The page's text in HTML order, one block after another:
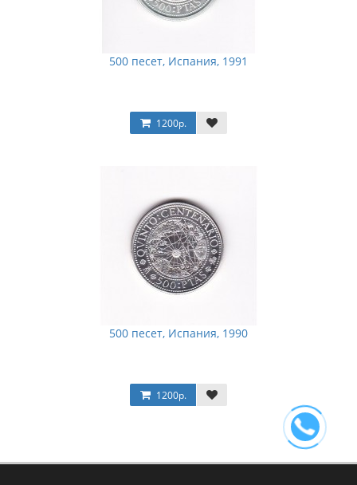
500 песет, Испания, 1991
1200р.
500 песет, Испания, 1990
1200р.